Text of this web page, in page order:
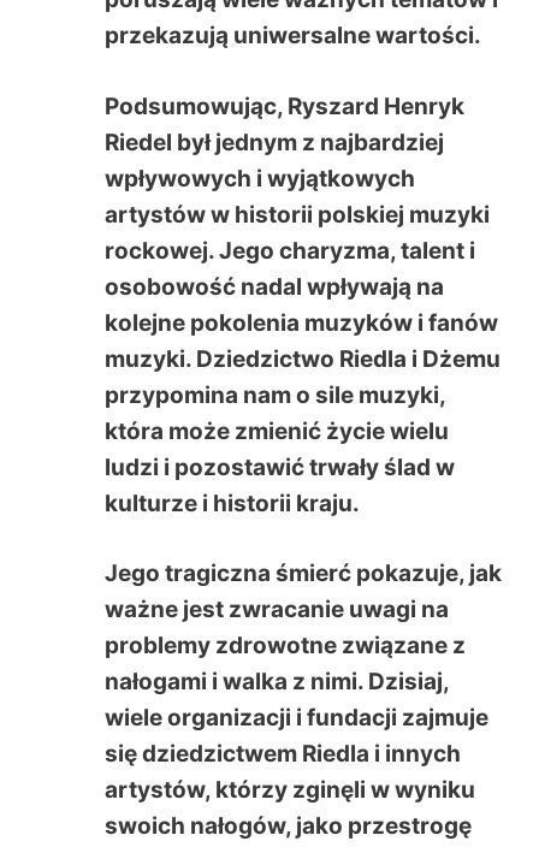
przekazują uniwersalne wartości.
Podsumowując, Ryszard Henryk
Riedel był jednym z najbardziej
wpływowych i wyjątkowych
artystów w historii polskiej muzyki
rockowej. Jego charyzma, talent i
osobowość nadal wpływają na
kolejne pokolenia muzyków i fanów
muzyki. Dziedzictwo Riedla i Dżemu
przypomina nam o sile muzyki,
która może zmienić życie wielu
ludzi i pozostawić trwały ślad w
kulturze i historii kraju.
Jego tragiczna śmierć pokazuje, jak
ważne jest zwracanie uwagi na
problemy zdrowotne związane z
nałogami i walka z nimi. Dzisiaj,
wiele organizacji i fundacji zajmuje
się dziedzictwem Riedla i innych
artystów, którzy zginęli w wyniku
swoich nałogów, jako przestrogę